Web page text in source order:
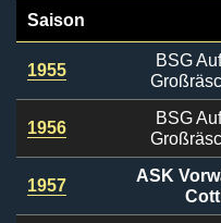
Saison
1955
BSG
1956
BSG
1957
ASK